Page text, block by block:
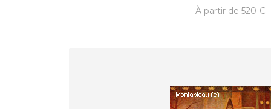
à partir de 520 €